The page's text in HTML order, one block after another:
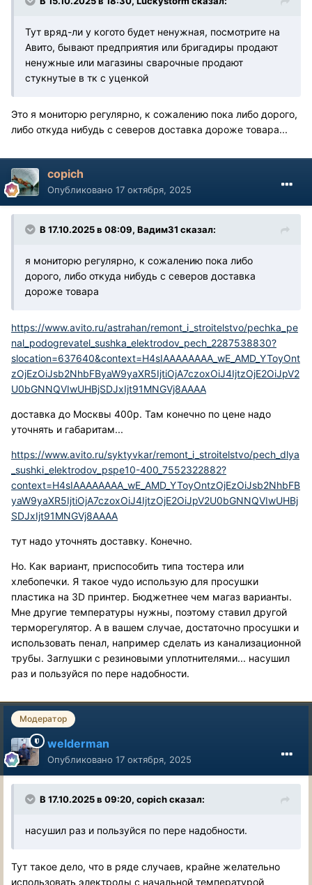
Тут вряд-ли у когото будет ненужная, посмотрите на
Авито, бывают предприятия или бригадиры продают
ненужные или магазины сварочные продают
стукнутые в тк с уценкой
Это я мониторю регулярно, к сожалению пока либо дорого,
либо откуда нибудь с северов доставка дороже товара...
copich
Опубликовано 17 октября, 2025
В 17.10.2025 в 08:09, Вадим31 сказал:
я мониторю регулярно, к сожалению пока либо
дорого, либо откуда нибудь с северов доставка
дороже товара
https://www.avito.ru/astrahan/remont_i_stroitelstvo/pechka_pe
nal_podogrevatel_sushka_elektrodov_pech_2287538830?
slocation=637640&context=H4sIAAAAAAAA_wE_AMD_YToyOnt
zOjEzOiJsb2NhbFByaW9yaXR5IjtiOjA7czoxOiJ4IjtzOjE2OiJpV2
U0bGNNQVIwUHBjSDJxIjt91MNGVj8AAAA
доставка до Москвы 400р. Там конечно по цене надо
уточнять и габаритам...
https://www.avito.ru/syktyvkar/remont_i_stroitelstvo/pech_dlya
_sushki_elektrodov_pspe10-400_7552322882?
context=H4sIAAAAAAAA_wE_AMD_YToyOntzOjEzOiJsb2NhbFB
yaW9yaXR5IjtiOjA7czoxOiJ4IjtzOjE2OiJpV2U0bGNNQVIwUHBj
SDJxIjt91MNGVj8AAAA
тут надо уточнять доставку. Конечно.
Но. Как вариант, приспособить типа тостера или
хлебопечки. Я такое чудо использую для просушки
пластика на 3D принтер. Бюджетнее чем магаз варианты.
Мне другие температуры нужны, поэтому ставил другой
терморегулятор. А в вашем случае, достаточно просушки и
использовать пенал, например сделать из канализационной
трубы. Заглушки с резиновыми уплотнителями... насушил
раз и пользуйся по пере надобности.
Модератор
welderman
Опубликовано 17 октября, 2025
В 17.10.2025 в 09:20, copichсказал:
насушил раз и пользуйся по пере надобности.
Тут такое дело, что в ряде случаев, крайне желательно
использовать электроды с начальной температурой